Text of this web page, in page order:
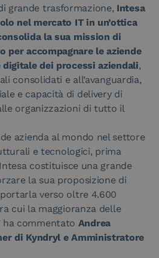
grande trasformazione, Intesa
nel mercato IT in un’ottica
la sua mission di
per accompagnare le aziende
dei processi aziendali,
consolidati e all’avanguardia,
e capacità di delivery di
organizzazioni di tutto il
azienda al mondo nel settore
e tecnologici, prima
costituisce una grande
la sua proposizione di
verso oltre 4.600
cui la maggioranza delle
ha commentato Andrea
di Kyndryl e Amministratore